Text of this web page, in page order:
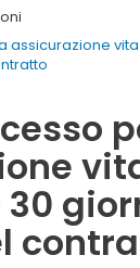
assicurazione